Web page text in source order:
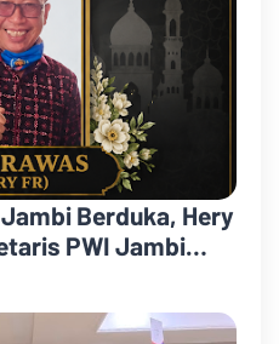
Berduka, Hery
PWI Jambi